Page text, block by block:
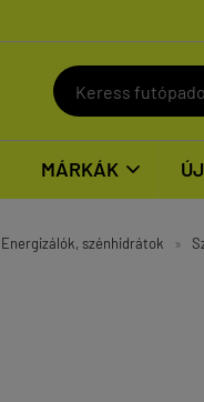
MÁRKÁK 
Energizálók, szénhidrátok »